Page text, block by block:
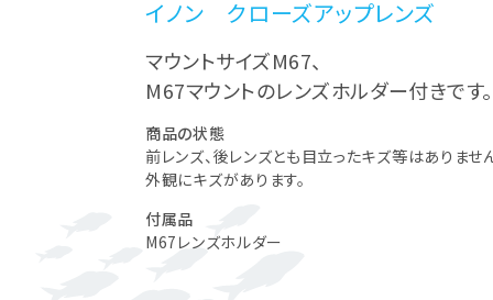
イノン クローズアップレンズ
マウントサイズM67、
M67マウントのレンズホルダー付きです。
商品の状態
前レンズ、後レンズとも目立ったキズ等はありませ
外観にキズがあります。
付属品
M67レンズホルダー